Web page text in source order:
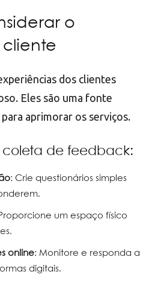
o
dos clientes
Eles são uma fonte
aprimorar os serviços.
coleta de feedback:
: Crie questionários simples
um espaço físico
online: Monitore e responda a
digitais.